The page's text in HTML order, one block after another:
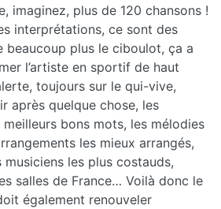
imaginez, plus de 120 chansons !
interprétations, ce sont des
beaucoup plus le ciboulot, ça a
l’artiste en sportif de haut
toujours sur le qui-vive,
après quelque chose, les
meilleurs bons mots, les mélodies
les mieux arrangés,
musiciens les plus costauds,
salles de France… Voilà donc le
également renouveler